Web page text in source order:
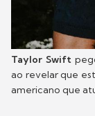
Taylor Swift
ao revelar que
americano que